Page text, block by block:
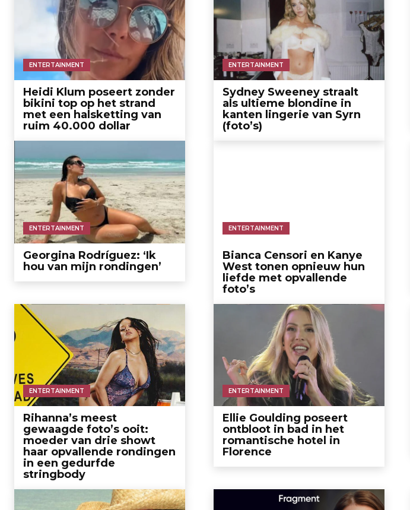
ENTERTAINMENT
Heidi Klum poseert zonder
bikini top op het strand
met een halsketting van
ruim 40.000 dollar
ENTERTAINMENT
Sydney Sweeney straalt
als ultieme blondine in
kanten lingerie van Syrn
(foto’s)
ENTERTAINMENT
Georgina Rodríguez: ‘Ik
hou van mijn rondingen’
ENTERTAINMENT
Bianca Censori en Kanye
West tonen opnieuw hun
liefde met opvallende
foto’s
ENTERTAINMENT
Rihanna’s meest
gewaagde foto’s ooit:
moeder van drie showt
haar opvallende rondingen
in een gedurfde
stringbody
ENTERTAINMENT
Ellie Goulding poseert
ontbloot in bad in het
romantische hotel in
Florence